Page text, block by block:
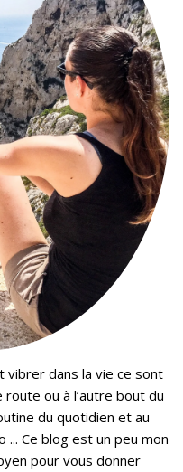
vibrer dans la vie ce sont
route ou à l’autre bout du
du quotidien et au
Ce blog est un peu mon
pour vous donner